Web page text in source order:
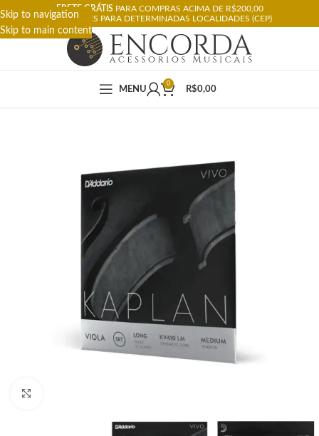
Skip to navigation
Skip to main content
FRETE GRÁTIS PARA COMPRAS ACIMA DE R$200,00
RESTRIÇÕES PARA DETERMINADAS LOCALIDADES (CEP)
MENU
0
R$0,00